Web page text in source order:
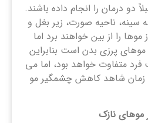
دو درمان را انجام داده باشند.
سینه، ناحیه صورت، زیر بغل و
50 درصد از موها را از بین خواهند برد اما
پرزی بدن است بنابراین
متفاوت خواهد بود، اما می
زمان شاهد کاهش چشمگیر مو